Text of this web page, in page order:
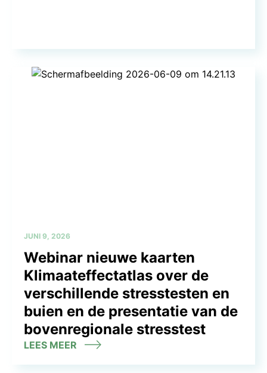
JUNI 9, 2026
Webinar nieuwe kaarten
Klimaateffectatlas over de
verschillende stresstesten en
buien en de presentatie van de
bovenregionale stresstest
LEES MEER